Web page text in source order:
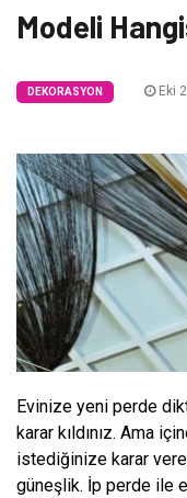
Modeli
DEKORASYON Eki
Evinize yeni perde
karar kıldınız. Ama
istediğinize karar
güneşlik. İp perde ile